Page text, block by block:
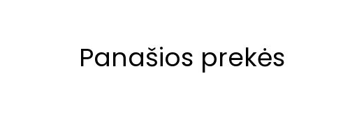
Panašios prekės